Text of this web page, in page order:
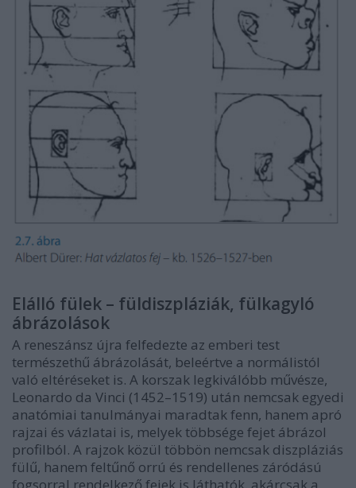
Elálló fülek – füldiszpláziák, fülkagyló
ábrázolások
A reneszánsz újra felfedezte az emberi test
természethű ábrázolását, beleértve a normálistól
való eltéréseket is. A korszak legkiválóbb művésze,
Leonardo da Vinci (1452–1519) után nemcsak egyedi
anatómiai tanulmányai maradtak fenn, hanem apró
rajzai és vázlatai is, melyek többsége fejet ábrázol
profilból. A rajzok közül többön nemcsak diszpláziás
fülű, hanem feltűnő orrú és rendellenes záródású